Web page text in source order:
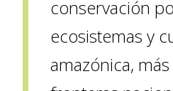
conservación
ecosistemas y
amazónica,